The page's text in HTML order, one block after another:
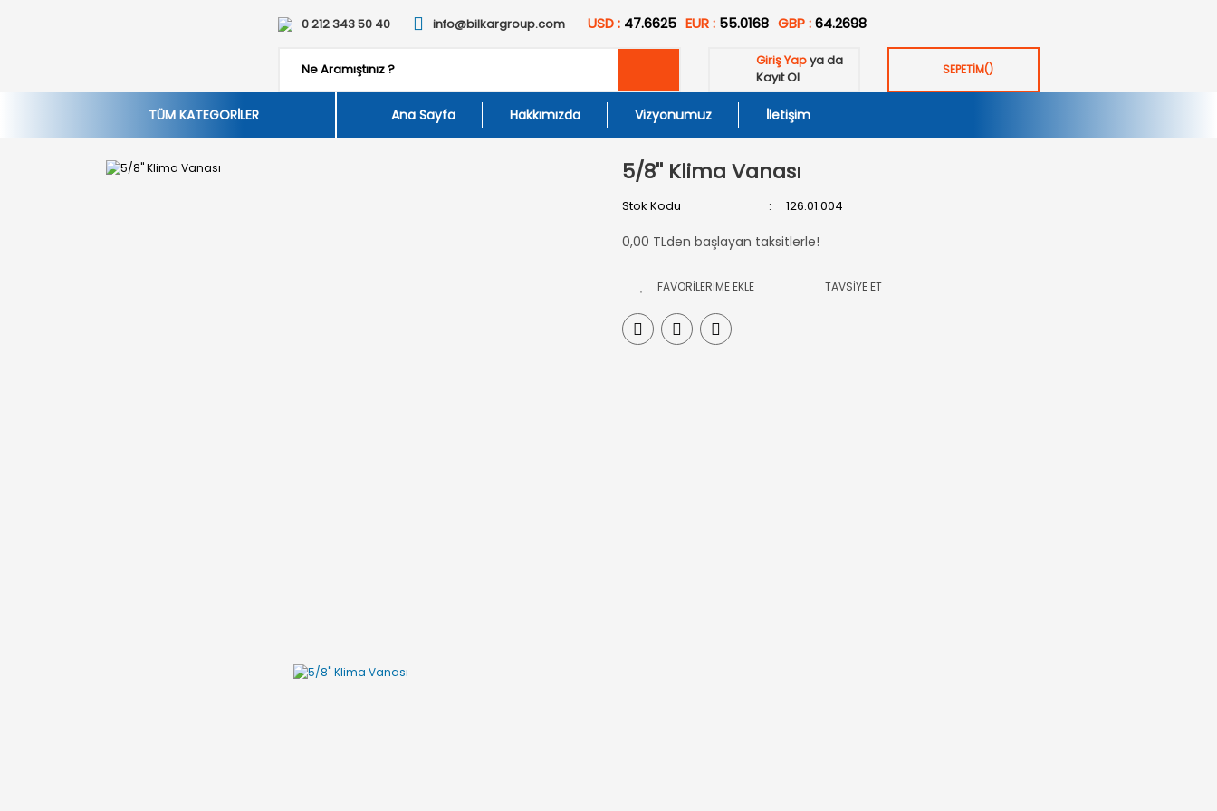
0 212 343 50 40 info@bilkargroup.com USD : 47.6625 EUR : 55.0168 GBP :64.2698
Giriş Yapya da
Kayıt Ol
SEPETİM()
TÜM KATEGORİLER Ana Sayfa Hakkımızda Vizyonumuz İletişim
5/8'' Klima Vanası
Stok Kodu 126.01.004
0,00 TLden başlayan taksitlerle!
TAVSİYE ET